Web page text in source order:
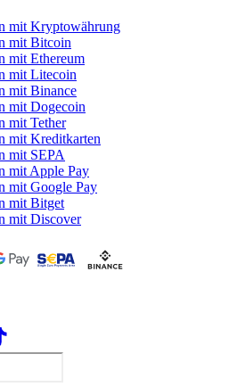
mit Kryptowährung
mit Bitcoin
mit Ethereum
mit Litecoin
mit Binance
mit Dogecoin
mit Tether
mit Kreditkarten
mit SEPA
mit Apple Pay
mit Google Pay
mit Bitget
mit Discover